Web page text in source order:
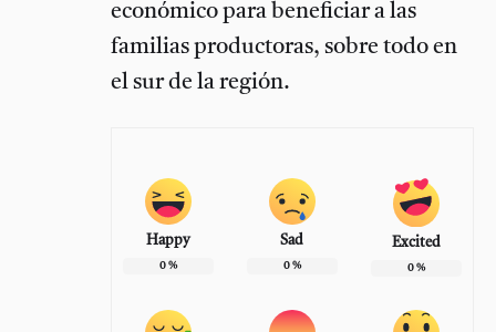
económico para beneficiar a las
familias productoras, sobre todo en
el sur de la región.
Happy
0%
Sad
0%
Excited
0%